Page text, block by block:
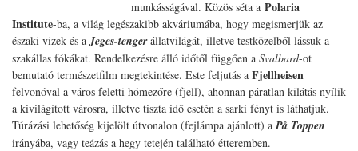
munkásságával. Közös séta a Polaria
Institute-ba, a világ legészakibb akváriumába, hogy megismerjük az
északi vizek és aJeges-tengerállatvilágát, illetve testközelből lássuk a
szakállas fókákat. Rendelkezésre álló időtől függően a Svalbard-ot
bemutató természetfilm megtekintése. Este feljutás a Fjellheisen
felvonóval a város feletti hómezőre (fjell), ahonnan páratlan kilátás nyílik
a kivilágított városra, illetve tiszta idő esetén a sarki fényt is láthatjuk.
Túrázási lehetőség kijelölt útvonalon (fejlámpa ajánlott) aPå Toppen
irányába, vagy teázás a hegy tetején található étteremben.